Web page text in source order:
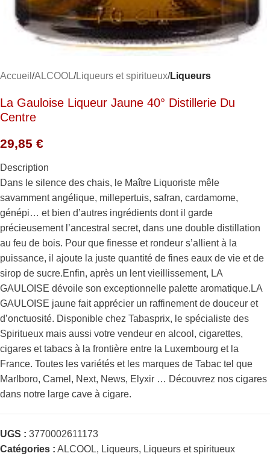
Accueil ALCOOL Liqueurs et spiritueux Liqueurs
La Gauloise Liqueur Jaune 40° Distillerie Du
Centre
29,85 €
Description
Dans le silence des chais, le Maître Liquoriste mêle
savamment angélique, millepertuis, safran, cardamome,
génépi… et bien d’autres ingrédients dont il garde
précieusement l’ancestral secret, dans une double distillation
au feu de bois. Pour que finesse et rondeur s’allient à la
puissance, il ajoute la juste quantité de fines eaux de vie et de
sirop de sucre.Enfin, après un lent vieillissement, LA
GAULOISE dévoile son exceptionnelle palette aromatique.LA
GAULOISE jaune fait apprécier un raffinement de douceur et
d’onctuosité. Disponible chez Tabasprix, le spécialiste des
Spiritueux mais aussi votre vendeur en alcool, cigarettes,
cigares et tabacs à la frontière entre la Luxembourg et la
France. Toutes les variétés et les marques de Tabac tel que
Marlboro, Camel, Next, News, Elyxir … Découvrez nos cigares
dans notre large cave à cigare.
UGS : 3770002611173
Catégories : ALCOOL, Liqueurs, Liqueurs et spiritueux